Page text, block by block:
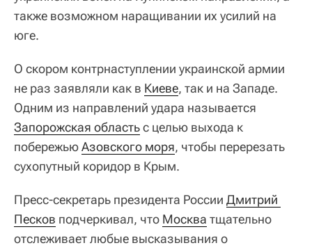
также возможном наращивании их усилий на
юге.
О скором контрнаступлении украинской армии
не раз заявляли как в Киеве, так и на Западе.
Одним из направлений удара называется
Запорожская областьс целью выхода к
побережьюАзовского моря, чтобы перерезать
сухопутный коридор в Крым.
Пресс-секретарь президента России Дмитрий
Песков подчеркивал, что Москва тщательно
отслеживает любые высказывания о